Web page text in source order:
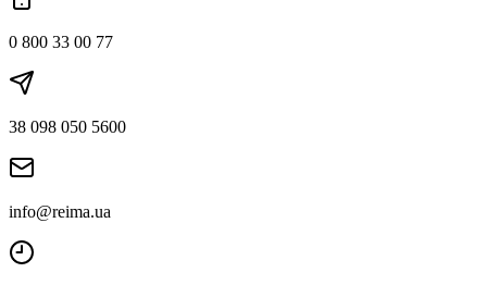
0 800 33 00 77
38 098 050 5600
info@reima.ua